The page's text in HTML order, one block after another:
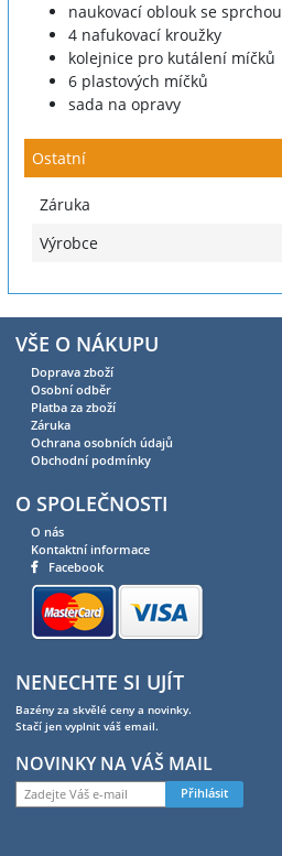
naukovací oblouk se sprchou
4 nafukovací kroužky
kolejnice pro kutálení míčků
6 plastových míčků
sada na opravy
Ostatní
Záruka
Výrobce
VŠE O NÁKUPU
Doprava zboží
Osobní odběr
Platba za zboží
Záruka
Ochrana osobních údajů
Obchodní podmínky
O SPOLEČNOSTI
O nás
Kontaktní informace
Facebook
NENECHTE SI UJÍT
Bazény za skvělé ceny a novinky.
Stačí jen vyplnit váš email.
NOVINKY NA VÁŠ MAIL
Přihlásit